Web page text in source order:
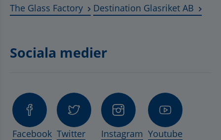
The Glass FactoryLänk till annan webbplats,
Destination Glasriket AB
Sociala medier
Facebook Twitter Instagram Youtube